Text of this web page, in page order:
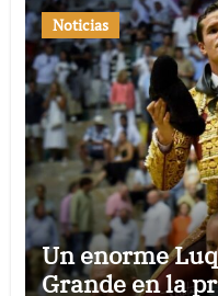
Noticias
Un enorme
Grande en la